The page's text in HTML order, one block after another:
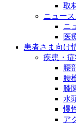
取
ニュー
ニ
医
患者さま向け
疾患・症
腰
腰
膝
水
慢
ア